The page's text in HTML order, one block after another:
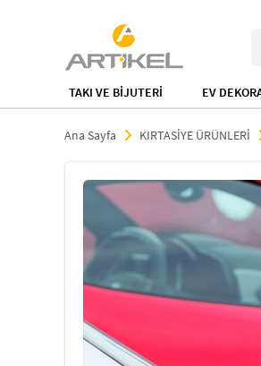
TAKI VE BİJUTERİ EV
Ana Sayfa KIRTASİYE ÜRÜNLERİ